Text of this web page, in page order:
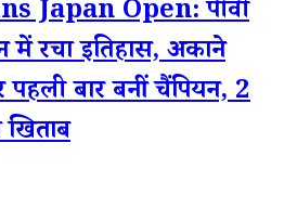
Japan Open: पीवी
रचा इतिहास, अकाने
पहली बार बनीं चैंपियन, 2